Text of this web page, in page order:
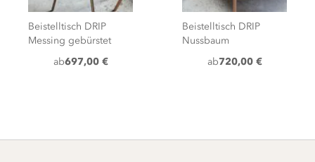
Beistelltisch DRIP
Messing gebürstet
ab697,00 €
Beistelltisch DRIP
Nussbaum
ab720,00 €